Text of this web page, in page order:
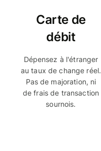
Carte de
débit
Dépensez à l'étranger
au taux de change réel.
Pas de majoration, ni
de frais de transaction
sournois.